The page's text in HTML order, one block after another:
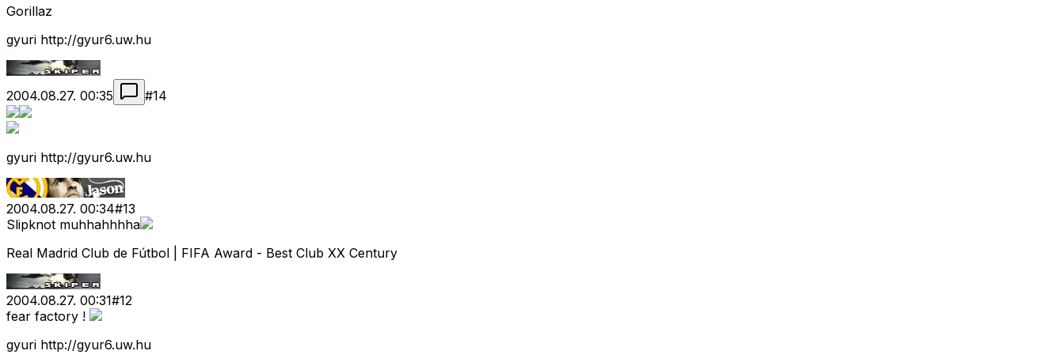
Gorillaz
gyuri http://gyur6.uw.hu
2004.08.27. 00:35 #14
gyuri http://gyur6.uw.hu
2004.08.27. 00:34#13
Slipknot muhhahhhha
Real Madrid Club de Fútbol | FIFA Award - Best Club XX Century
2004.08.27. 00:31#12
fear factory !
gyuri http://gyur6.uw.hu